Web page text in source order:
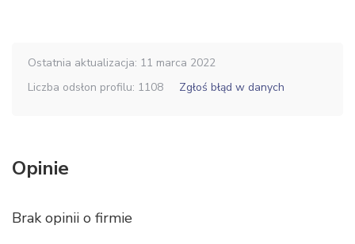
Ostatnia aktualizacja: 11 marca 2022
Liczba odsłon profilu: 1108
Zgłoś błąd w danych
Opinie
Brak opinii o firmie